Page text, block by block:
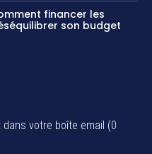
financer les
son budget
votre boîte email (0